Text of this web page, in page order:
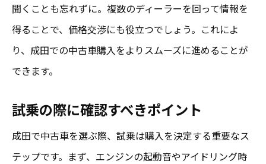
聞くことも忘れずに。複数のディーラーを回って情報を
得ることで、価格交渉にも役立つでしょう。これによ
り、成田での中古車購入をよりスムーズに進めることが
できます。
試乗の際に確認すべきポイント
成田で中古車を選ぶ際、試乗は購入を決定する重要なス
テップです。まず、エンジンの起動音やアイドリング時